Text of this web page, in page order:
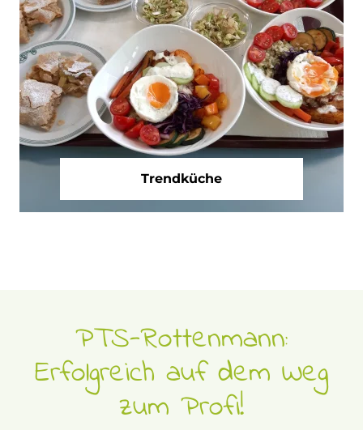
Trendküche
PTS-Rottenmann:
Erfolgreich auf dem Weg
zum Profi!